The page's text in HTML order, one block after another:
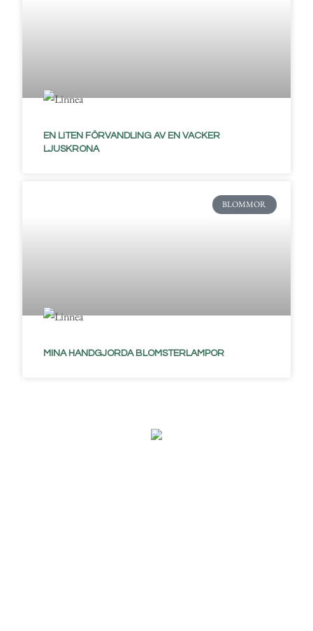
EN LITEN FÖRVANDLING AV EN VACKER
LJUSKRONA
BLOMMOR
MINA HANDGJORDA BLOMSTERLAMPOR